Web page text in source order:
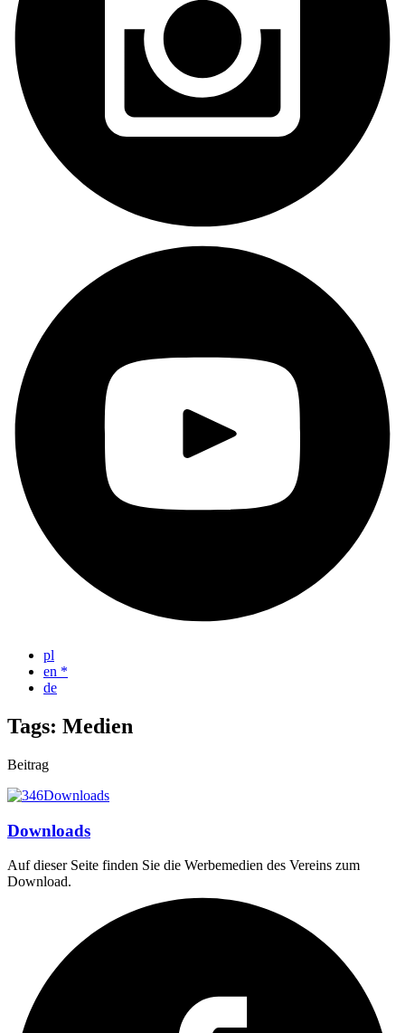
pl
en *
de
Tags: Medien
Beitrag
Downloads
Auf dieser Seite finden Sie die Werbemedien des Vereins zum
Download.